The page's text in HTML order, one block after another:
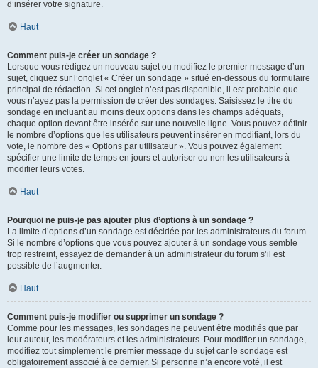
d’insérer votre signature.
Haut
Comment puis-je créer un sondage ?
Lorsque vous rédigez un nouveau sujet ou modifiez le premier message d’un
sujet, cliquez sur l’onglet « Créer un sondage » situé en-dessous du formulaire
principal de rédaction. Si cet onglet n’est pas disponible, il est probable que
vous n’ayez pas la permission de créer des sondages. Saisissez le titre du
sondage en incluant au moins deux options dans les champs adéquats,
chaque option devant être insérée sur une nouvelle ligne. Vous pouvez définir
le nombre d’options que les utilisateurs peuvent insérer en modifiant, lors du
vote, le nombre des « Options par utilisateur ». Vous pouvez également
spécifier une limite de temps en jours et autoriser ou non les utilisateurs à
modifier leurs votes.
Haut
Pourquoi ne puis-je pas ajouter plus d’options à un sondage ?
La limite d’options d’un sondage est décidée par les administrateurs du forum.
Si le nombre d’options que vous pouvez ajouter à un sondage vous semble
trop restreint, essayez de demander à un administrateur du forum s’il est
possible de l’augmenter.
Haut
Comment puis-je modifier ou supprimer un sondage ?
Comme pour les messages, les sondages ne peuvent être modifiés que par
leur auteur, les modérateurs et les administrateurs. Pour modifier un sondage,
modifiez tout simplement le premier message du sujet car le sondage est
obligatoirement associé à ce dernier. Si personne n’a encore voté, il est